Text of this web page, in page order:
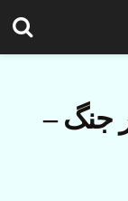
جنگ –